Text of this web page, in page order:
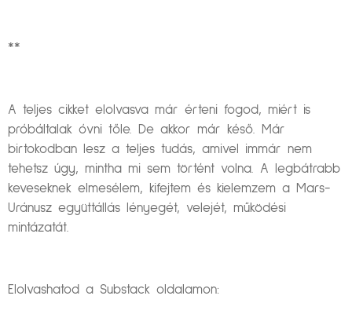
**
A teljes cikket elolvasva már érteni fogod, miért is
próbáltalak óvni tőle. De akkor már késő. Már
birtokodban lesz a teljes tudás, amivel immár nem
tehetsz úgy, mintha mi sem történt volna. A legbátrabb
keveseknek elmesélem, kifejtem és kielemzem a Mars-
Uránusz együttállás lényegét, velejét, működési
mintázatát.
Elolvashatod a Substack oldalamon: